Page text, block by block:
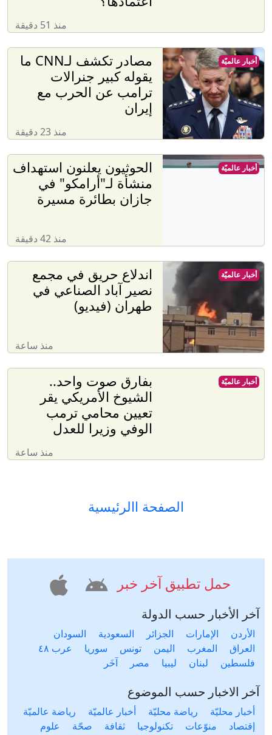
منذ 51 دقيقة
مصادر تكشف لـCNN ما
يقوله كبير جنرالات
ترامب عن الحرب مع
إيران
منذ 23 دقيقة
أخبار عالميّة
الحوثيون يعلنون استهداف
منشأة لـ"أرامكو" في
جازان بطائرة مسيرة
منذ 42 دقيقة
أخبار عالميّة
اندلاع حريق في مجمع
نصير آباد الصناعي في
طهران (فيديو)
منذ ساعة
أخبار عالميّة
بفارق صوت واحد..
الشيوخ الأمريكي يقر
تعيين محامي ترمب
الوفي وزيرا للعدل
منذ ساعة
أخبار عالميّة
الصفحة االرئيسية
حمل تطبيق آخر خبر
آخر الأخبار حسب الدولة
الأردن الإمارات الجزائر السعودية
السودان
العراق
المغرب اليمن تونس سوريا
عرب ٤٨
فلسطين
لبنان ليبيا مصر آخَر
آخر الاخبار حسب الموضوع
أخبار محليّة رياضة محليّة أخبار عالميّة
رياضة عالميّة
إقتصاد
منوّعات تكنولوجيا ثقافة صحّة
علوم